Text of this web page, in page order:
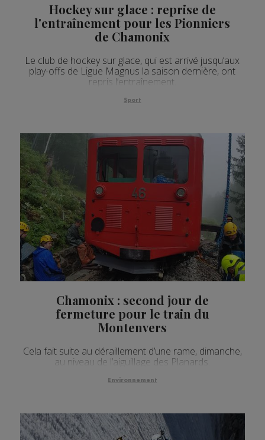
Hockey sur glace : reprise de
l'entraînement pour les Pionniers
de Chamonix
Le club de hockey sur glace, qui est arrivé jusqu’aux
play-offs de Ligue Magnus la saison dernière, ont
repris l’entraînement.
Sport
Chamonix : second jour de
fermeture pour le train du
Montenvers
Cela fait suite au déraillement d’une rame, dimanche,
au niveau de l’aiguillage des Planards.
Environnement